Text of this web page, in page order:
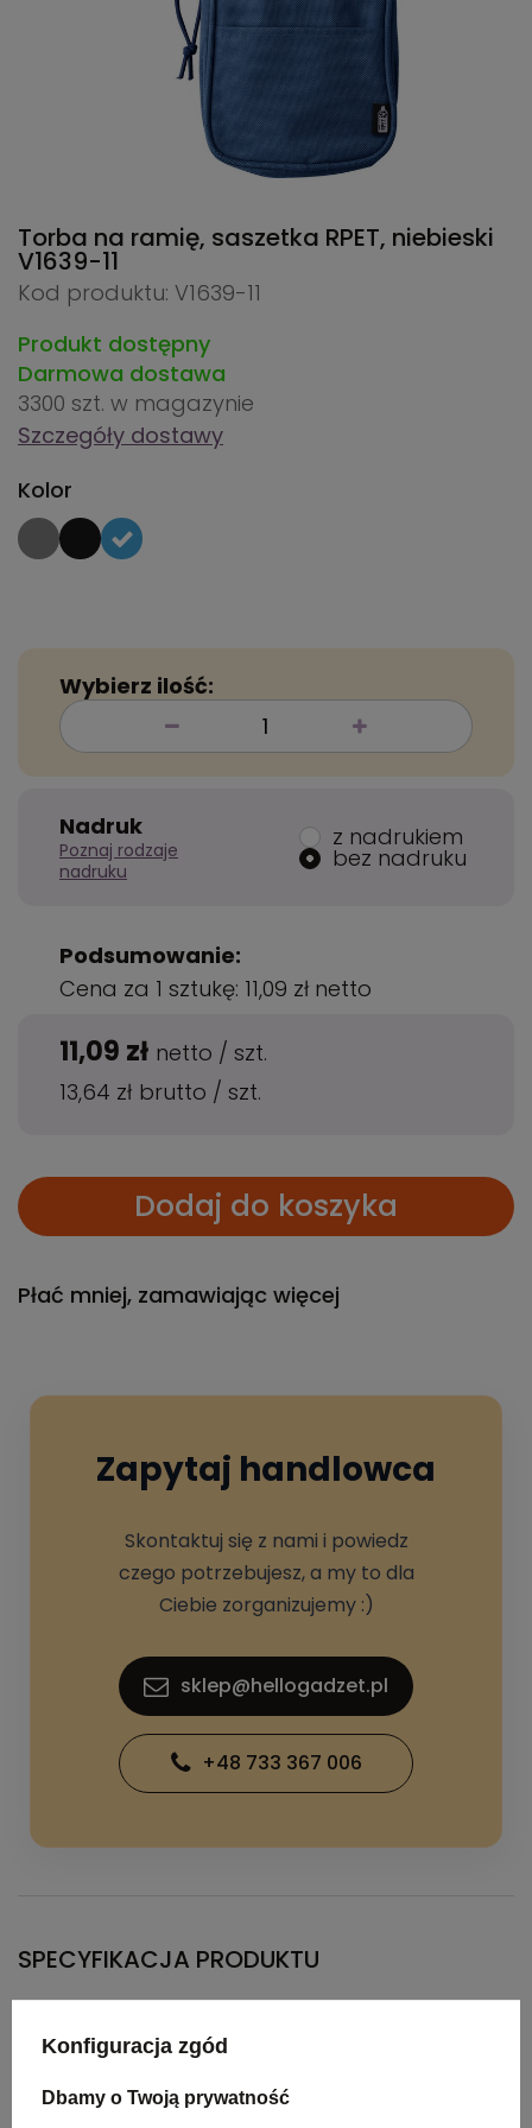
Torba na ramię, saszetka RPET, niebieski
V1639-11
Kod produktu: V1639-11
Produkt dostępny
Darmowa dostawa
3300 szt. w magazynie
Szczegóły dostawy
Kolor
Wybierz ilość:
Nadruk
Poznaj rodzaje
nadruku
z nadrukiem
bez nadruku
Podsumowanie:
Cena za 1 sztukę: 11,09 zł netto
11,09 zł netto / szt.
13,64 zł brutto / szt.
Dodaj do koszyka
Płać mniej, zamawiając więcej
Zapytaj handlowca
Skontaktuj się z nami i powiedz
czego potrzebujesz, a my to dla
Ciebie zorganizujemy :)
sklep@hellogadzet.pl
+48 733 367 006
SPECYFIKACJA PRODUKTU
Kolor
Materiał plastik, metal
Konfiguracja zgód
Dbamy o Twoją prywatność